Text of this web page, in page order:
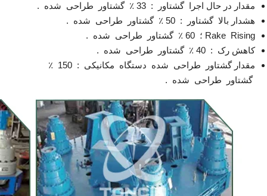
مقدار در حال اجرا گشتاور : 33 ٪ گشتاور طراحی شده .
هشدار بالا گشتاور : 50 ٪ گشتاور طراحی شده .
Rake Rising ؛ 60 ٪ گشتاور طراحی شده .
کاهش رک : 40 ٪ گشتاور طراحی شده .
مقدار گشتاور طراحی شده دستگاه مکانیکی : 150 ٪
گشتاور طراحی شده .